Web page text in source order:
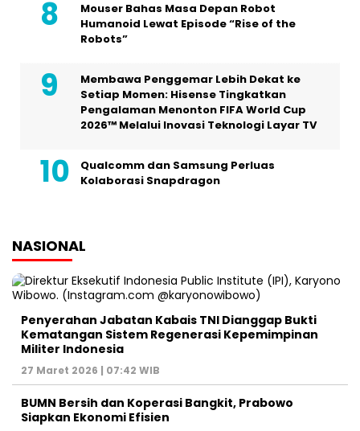
Mouser Bahas Masa Depan Robot
Humanoid Lewat Episode “Rise of the
Robots”
Membawa Penggemar Lebih Dekat ke
Setiap Momen: Hisense Tingkatkan
Pengalaman Menonton FIFA World Cup
2026™ Melalui Inovasi Teknologi Layar TV
Qualcomm dan Samsung Perluas
Kolaborasi Snapdragon
NASIONAL
Penyerahan Jabatan Kabais TNI Dianggap Bukti
Kematangan Sistem Regenerasi Kepemimpinan
Militer Indonesia
27 Maret 2026 | 07:42 WIB
BUMN Bersih dan Koperasi Bangkit, Prabowo
Siapkan Ekonomi Efisien